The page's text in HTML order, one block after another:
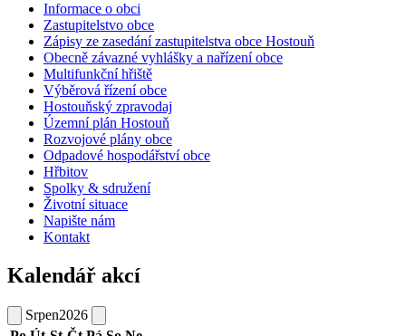
Informace o obci
Zastupitelstvo obce
Zápisy ze zasedání zastupitelstva obce Hostouň
Obecně závazné vyhlášky a nařízení obce
Multifunkční hřiště
Výběrová řízení obce
Hostouňský zpravodaj
Územní plán Hostouň
Rozvojové plány obce
Odpadové hospodářství obce
Hřbitov
Spolky & sdružení
Životní situace
Napište nám
Kontakt
Kalendář akcí
Srpen2026